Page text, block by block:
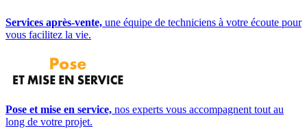
Services après-vente, une équipe de techniciens à votre écoute pour
vous facilitez la vie.
Pose et mise en service, nos experts vous accompagnent tout au
long de votre projet.